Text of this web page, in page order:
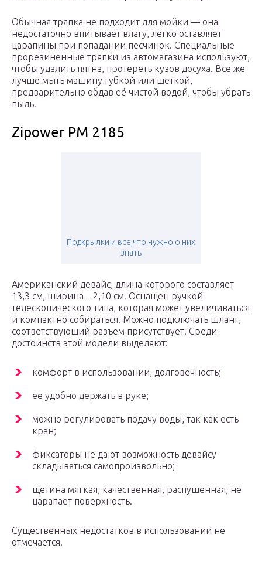
Обычная тряпка не подходит для мойки — она
недостаточно впитывает влагу, легко оставляет
царапины при попадании песчинок. Специальные
прорезиненные тряпки из автомагазина используют,
чтобы удалить пятна, протереть кузов досуха. Все же
лучше мыть машину губкой или щеткой,
предварительно обдав её чистой водой, чтобы убрать
пыль.
Zipower PM 2185
Подкрылки и все,что нужно о них
знать
Американский девайс, длина которого составляет
13,3 см, ширина – 2,10 см. Оснащен ручкой
телескопического типа, которая может увеличиваться
и компактно собираться. Можно подключать шланг,
соответствующий разъем присутствует. Среди
достоинств этой модели выделяют:
комфорт в использовании, долговечность;
ее удобно держать в руке;
можно регулировать подачу воды, так как есть
кран;
фиксаторы не дают возможность девайсу
складываться самопроизвольно;
щетина мягкая, качественная, распушенная, не
царапает поверхность.
Существенных недостатков в использовании не
отмечается.